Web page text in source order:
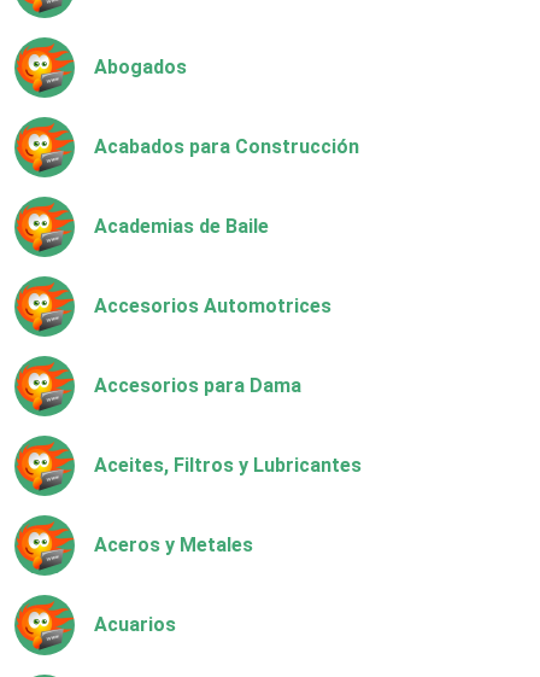
Abogados
Acabados para Construcción
Academias de Baile
Accesorios Automotrices
Accesorios para Dama
Aceites, Filtros y Lubricantes
Aceros y Metales
Acuarios